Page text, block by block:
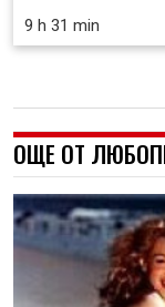
9 h 31 min
ОЩЕ ОТ